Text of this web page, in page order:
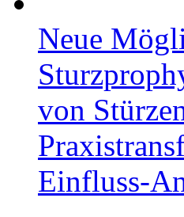
Preis
US$